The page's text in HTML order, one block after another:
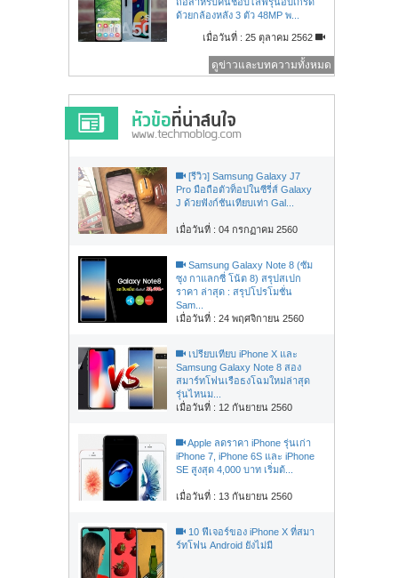
ด้วยกล้องหลัง 3 ตัว 48MP พ...
เมื่อวันที่ : 25 ตุลาคม 2562
ดูข่าวและบทความทั้งหมด
[รีวิว] Samsung Galaxy J7
Pro มือถือตัวท็อปในซีรี่ส์ Galaxy
J ด้วยฟังก์ชันเทียบเท่า Gal...
เมื่อวันที่ : 04 กรกฏาคม 2560
Samsung Galaxy Note 8 (ซัม
ซุง กาแลกซี่ โน้ต 8) สรุปสเปก
ราคา ล่าสุด : สรุปโปรโมชั่น
Sam...
เมื่อวันที่ : 24 พฤศจิกายน 2560
เปรียบเทียบ iPhone X และ
Samsung Galaxy Note 8 สอง
สมาร์ทโฟนเรือธงโฉมใหม่ล่าสุด
รุ่นไหนม...
เมื่อวันที่ : 12 กันยายน 2560
Apple ลดราคา iPhone รุ่นเก่า
iPhone 7, iPhone 6S และ iPhone
SE สูงสุด 4,000 บาท เริ่มต้...
เมื่อวันที่ : 13 กันยายน 2560
10 ฟีเจอร์ของ iPhone X ที่สมา
ร์ทโฟน Android ยังไม่มี